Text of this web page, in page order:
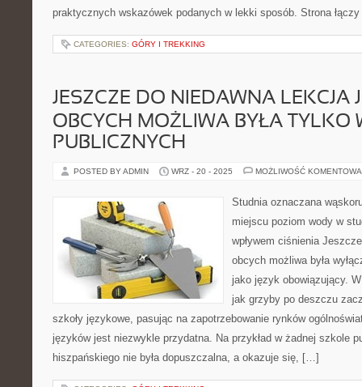
praktycznych wskazówek podanych w lekki sposób. Strona
CATEGORIES: GÓRY I TREKKING
JESZCZE DO NIEDAWNA LEKCJA
OBCYCH MOŻLIWA BYŁA TYLKO
PUBLICZNYCH
POSTED BY ADMIN WRZ - 20 - 2025 MOŻLIWOŚĆ
Studnia oznaczana
miejscu poziom wody w
wpływem ciśnienia
obcych możliwa była
jako język obowiązujący.
jak grzyby po deszczu
szkoły językowe, pasując na zapotrzebowanie rynków
języków jest niezwykle przydatna. Na przykład w żadnej szkole
hiszpańskiego nie była dopuszczalna, a okazuje się, […]